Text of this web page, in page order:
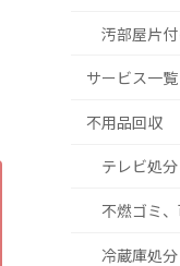
汚部屋片
サービス一覧
不用品回収
テレビ処分
不燃ゴミ
冷蔵庫処分